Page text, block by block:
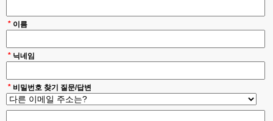
* 이름
* 닉네임
* 비밀번호 찾기 질문/답변